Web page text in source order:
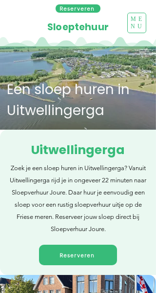
Reserveren
ME
NU
Sloeptehuur
Een sloep huren in
Uitwellingerga
Uitwellingerga
Zoek je een sloep huren in Uitwellingerga? Vanuit
Uitwellingerga rijd je in ongeveer 22 minuten naar
Sloepverhuur Joure. Daar huur je eenvoudig een
sloep voor een rustig sloepverhuur uitje op de
Friese meren. Reserveer jouw sloep direct bij
Sloepverhuur Joure.
Reserveren